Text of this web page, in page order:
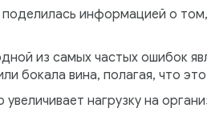
информацией о
из самых частых ошибок
бокала вина, полагая, что
нагрузку на